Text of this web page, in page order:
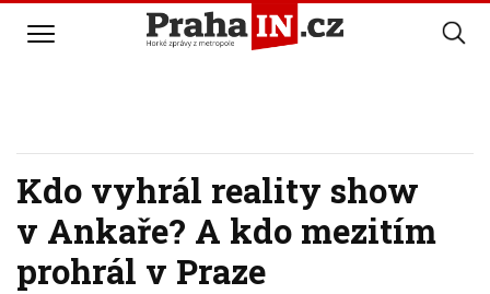
Kdo vyhrál reality show
v Ankaře? A kdo mezitím
prohrál v Praze